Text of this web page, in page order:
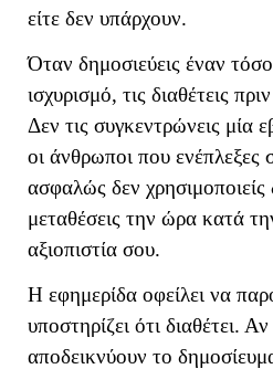
είτε δεν υπάρχουν.
Όταν δημοσιεύεις έναν
ισχυρισμό, τις διαθέτεις
Δεν τις συγκεντρώνεις μία
οι άνθρωποι που ενέπλεξες
ασφαλώς δεν
μεταθέσεις την ώρα κατά
αξιοπιστία σου.
Η εφημερίδα οφείλει να
υποστηρίζει ότι διαθέτει.
αποδεικνύουν το